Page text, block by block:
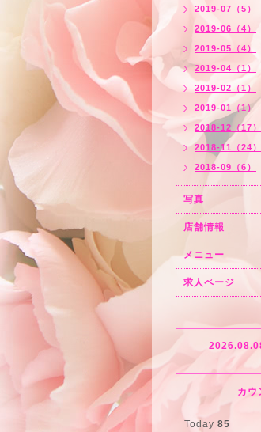
2019-07（5）
2019-06（4）
2019-05（4）
2019-04（1）
2019-02（1）
2019-01（1）
2018-12（17）
2018-11（24）
2018-09（6）
写真
店舗情報
メニュー
求人ページ
カウ
Today 85